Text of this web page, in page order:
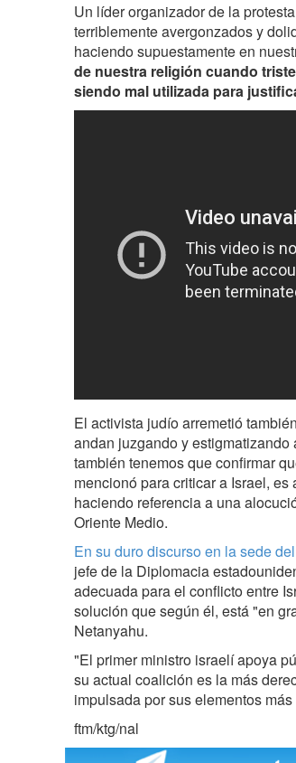
Un líder organizador de la
terriblemente avergonzados y
haciendo supuestamente en
de nuestra religión cuando
siendo mal utilizada para
El activista judío arremetió
andan juzgando y
también tenemos que confirmar
mencionó para criticar a Israel,
haciendo referencia a una
Oriente Medio.
En su duro discurso en la sede
jefe de la Diplomacia
adecuada para el conflicto entre
solución que según él, está "en
Netanyahu.
"El primer ministro israelí apoya
su actual coalición es la más
impulsada por sus elementos
ftm/ktg/nal